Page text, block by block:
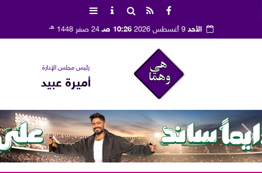
الأحد9 أغسطس 2026 10:26 صـ 24 صفر 1448 هـ
رئيس مجلس الإدارة
أميرة عبيد